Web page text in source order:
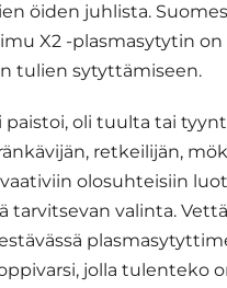
öiden juhlista.
X2 -plasmasytytin
tulien sytyttämiseen.
paistoi, oli tuulta tai
retkeilijän,
olosuhteisiin
tarvitsevan valinta.
jolla tulenteko